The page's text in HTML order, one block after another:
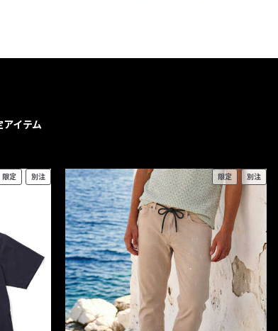
フォーカスブランド
イテム
限定 別注 限定 別注